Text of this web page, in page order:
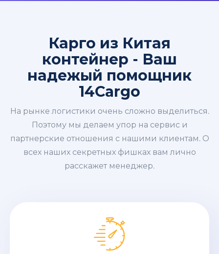
Карго из Китая
контейнер - Ваш
надежый помощник
14Cargo
На рынке логистики очень сложно выделиться.
Поэтому мы делаем упор на сервис и
партнерские отношения с нашими клиентам. О
всех наших секретных фишках вам лично
расскажет менеджер.